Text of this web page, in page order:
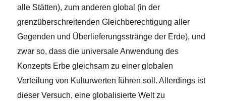
alle Stätten), zum anderen global (in der
grenzüberschreitenden Gleichberechtigung aller
Gegenden und Überlieferungsstränge der Erde), und
zwar so, dass die universale Anwendung des
Konzepts Erbe gleichsam zu einer globalen
Verteilung von Kulturwerten führen soll. Allerdings ist
dieser Versuch, eine globalisierte Welt zu